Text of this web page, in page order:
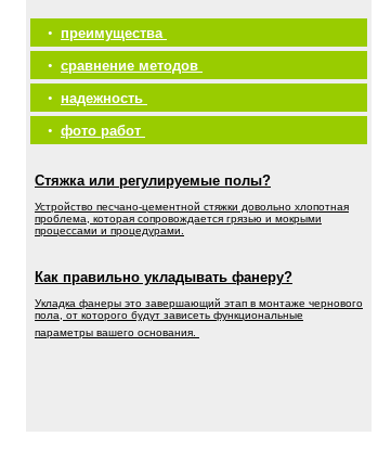
• преимущества
• сравнение методов
• надежность
• фото работ
Стяжка или регулируемые полы?
Устройство песчано-цементной стяжки довольно хлопотная
проблема, которая сопровождается грязью и мокрыми
процессами и процедурами.
Как правильно укладывать фанеру?
Укладка фанеры это завершающий этап в монтаже чернового
пола, от которого будут зависеть функциональные
параметры вашего основания.